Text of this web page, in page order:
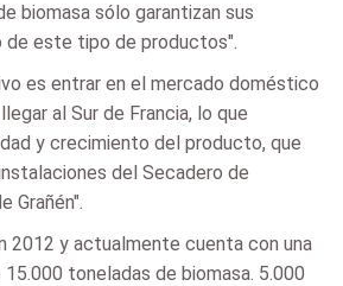
biomasa sólo garantizan sus
de este tipo de productos".
es entrar en el mercado doméstico
al Sur de Francia, lo que
y crecimiento del producto, que
del Secadero de
Grañén".
2012 y actualmente cuenta con una
toneladas de biomasa. 5.000